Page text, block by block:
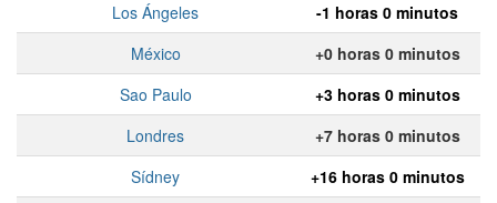
Los Ángeles
-1 horas 0 minutos
México
+0 horas 0 minutos
Sao Paulo
+3 horas 0 minutos
Londres
+7 horas 0 minutos
Sídney
+16 horas 0 minutos